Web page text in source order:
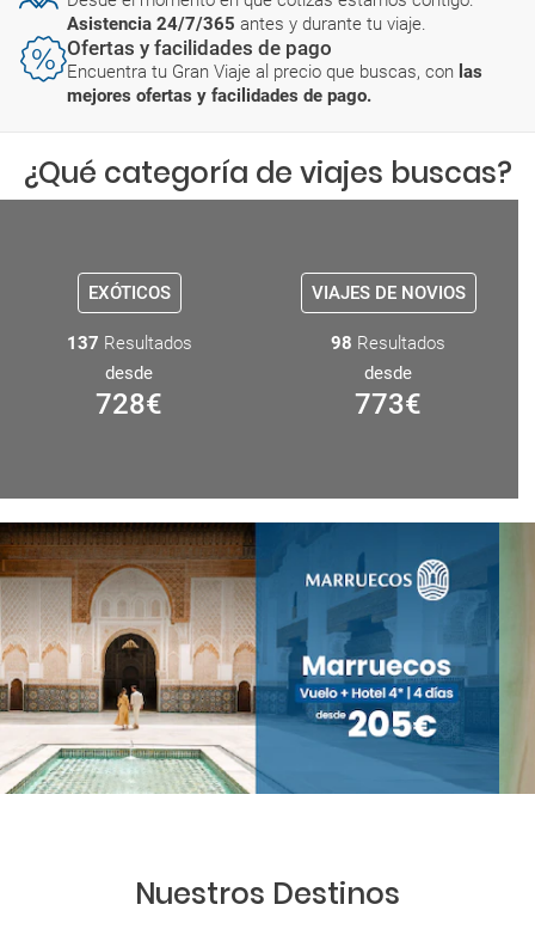
Asistencia 24/7/365 antes y durante tu viaje.
Ofertas y facilidades de pago
Encuentra tu Gran Viaje al precio que buscas, con las
mejores ofertas y facilidades de pago.
¿Qué categoría de viajes buscas?
EXÓTICOS
137 Resultados
desde
728€
VIAJES DE NOVIOS
98 Resultados
desde
773€
Nuestros Destinos